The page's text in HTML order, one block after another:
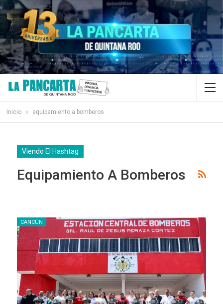
Inicio equipamiento a bomberos
Viendo El Hashtag
Equipamiento A Bomberos
CANCÚN